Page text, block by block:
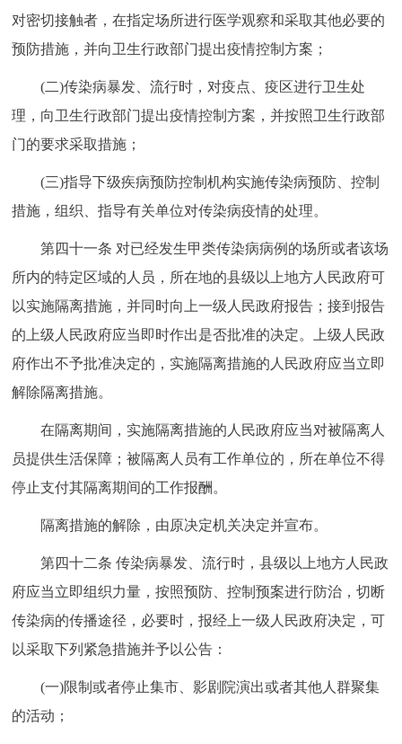
对密切接触者，在指定场所进行医学观察和采取其他必要的
预防措施，并向卫生行政部门提出疫情控制方案；
(二)传染病暴发、流行时，对疫点、疫区进行卫生处
理，向卫生行政部门提出疫情控制方案，并按照卫生行政部
门的要求采取措施；
(三)指导下级疾病预防控制机构实施传染病预防、控制
措施，组织、指导有关单位对传染病疫情的处理。
第四十一条 对已经发生甲类传染病病例的场所或者该场
所内的特定区域的人员，所在地的县级以上地方人民政府可
以实施隔离措施，并同时向上一级人民政府报告；接到报告
的上级人民政府应当即时作出是否批准的决定。上级人民政
府作出不予批准决定的，实施隔离措施的人民政府应当立即
解除隔离措施。
在隔离期间，实施隔离措施的人民政府应当对被隔离人
员提供生活保障；被隔离人员有工作单位的，所在单位不得
停止支付其隔离期间的工作报酬。
隔离措施的解除，由原决定机关决定并宣布。
第四十二条 传染病暴发、流行时，县级以上地方人民政
府应当立即组织力量，按照预防、控制预案进行防治，切断
传染病的传播途径，必要时，报经上一级人民政府决定，可
以采取下列紧急措施并予以公告：
(一)限制或者停止集市、影剧院演出或者其他人群聚集
的活动；